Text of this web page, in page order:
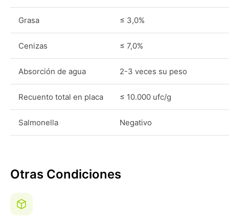
Grasa ≤ 3,0%
Cenizas ≤ 7,0%
Absorción de agua 2-3 veces su peso
Recuento total en placa ≤ 10.000 ufc/g
Salmonella Negativo
Otras Condiciones